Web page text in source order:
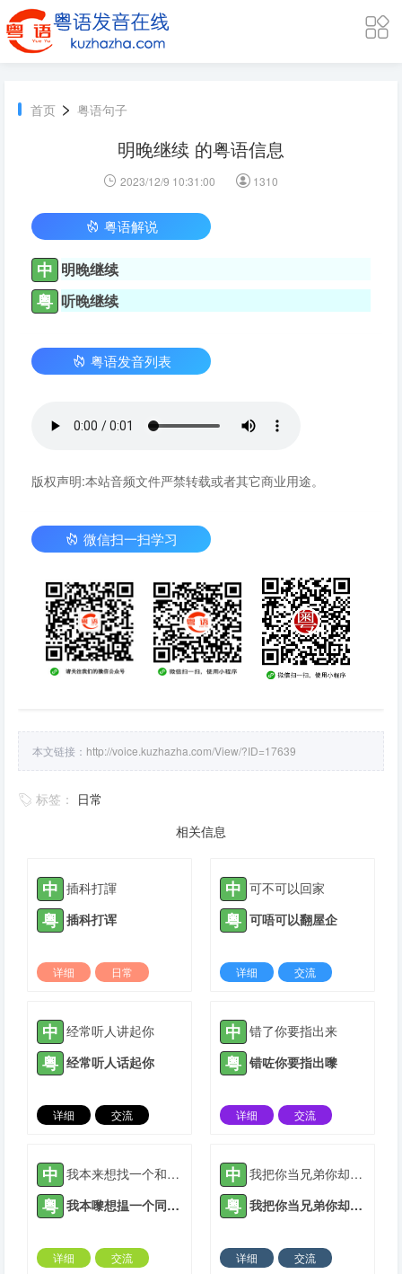
首页 > 粤语句子
明晚继续 的粤语信息
2023/12/9 10:31:00 1310
粤语解说
中 明晚继续
粤 听晚继续
粤语发音列表
版权声明:本站音频文件严禁转载或者其它商业用途。
微信扫一扫学习
本文链接： http://voice.kuzhazha.com/View/?ID=17639
标签： 日常
相关信息
中 插科打諢
粤 插科打诨
详细
日常
中 可不可以回家
粤 可唔可以翻屋企
详细
交流
中 经常听人讲起你
粤 经常听人话起你
详细
交流
中 错了你要指出来
粤 错咗你要指出嚟
详细
交流
中 我本来想找一个和你完全不一样的人，却发现我不知道什么时候变成了你
粤 我本嚟想揾一个同你完全唔一样嘅人，却发现我唔知道几时变成了你
详细
交流
中 我把你当兄弟你却和我谈钱
粤 我把你当兄弟你却和我谈钱
详细
交流